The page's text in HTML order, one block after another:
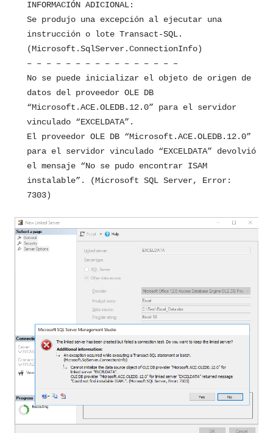
INFORMACIÓN ADICIONAL:
Se produjo una excepción al ejecutar una
instrucción o lote Transact-SQL.
(Microsoft.SqlServer.ConnectionInfo)
– – – – – – – – – – – – – – – –
No se puede inicializar el objeto de origen de
datos del proveedor OLE DB
“Microsoft.ACE.OLEDB.12.0” para el servidor
vinculado “EXCELDATA”.
El proveedor OLE DB “Microsoft.ACE.OLEDB.12.0”
para el servidor vinculado “EXCELDATA” devolvió
el mensaje “No se pudo encontrar ISAM
instalable”. (Microsoft SQL Server, Error:
7303)